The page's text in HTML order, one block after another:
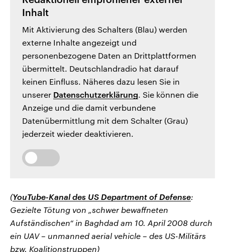
Inhalt
Mit Aktivierung des Schalters (Blau) werden
externe Inhalte angezeigt und
personenbezogene Daten an Drittplattformen
übermittelt. Deutschlandradio hat darauf
keinen Einfluss. Näheres dazu lesen Sie in
unserer Datenschutzerklärung. Sie können die
Anzeige und die damit verbundene
Datenübermittlung mit dem Schalter (Grau)
jederzeit wieder deaktivieren.
(YouTube-Kanal des US Department of Defense:
Gezielte Tötung von „schwer bewaffneten
Aufständischen“ in Baghdad am 10. April 2008 durch
ein UAV – unmanned aerial vehicle – des US-Militärs
bzw. Koalitionstruppen)